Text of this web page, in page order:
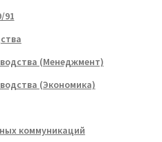
91
(Менеджмент)
(Экономика)
коммуникаций